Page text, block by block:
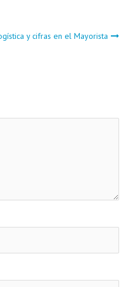
y cifras en el Mayorista